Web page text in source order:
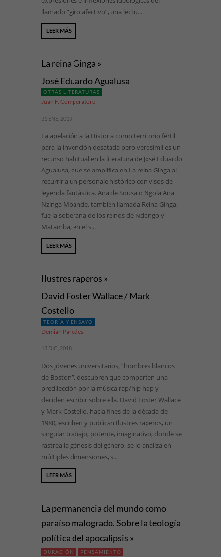
llamado “giro afectivo”, una lectu...
LEER MÁS
La reina Ginga »
José Eduardo Agualusa
OTRAS LITERATURAS
Juan F. Comperatore
31 ENE, 2019
La apelación a la Historia como territorio fértil
para la invención desatada pero verosímil es un
recurso habitual en la literatura de José Eduardo
Agualusa, que se amplifica en La reina Ginga al
recurrir a un personaje histórico con visos de
leyenda fantástica. Ana de Sousa o Ngola Ana
Nzinga Mbande, también llamada Reina Ginga,
fue la soberana de los reinos de Ndongo y
Matamba, en el s...
LEER MÁS
Ilustres raperos »
David Foster Wallace / Mark
Costello
TEORÍA Y ENSAYO
Demian Paredes
13 DIC, 2018
Dos jóvenes universitarios, “hombres blancos
de Boston”, descubren que comparten una
predilección por la música rap/hip hop y
deciden escribir sobre ella. David Foster Wallace
y Mark Costello, hacia fines de la década de
1980, escriben y publican Ilustres raperos, un
singular trabajo, potente, imaginativo, donde se
rastrea la génesis del género, se lo analiza en
múltiples dimensiones, s...
LEER MÁS
La permanencia del mundo como
paraíso malogrado. Sobre la teología
política del apocalipsis »
DURACIÓN PENSAMIENTO